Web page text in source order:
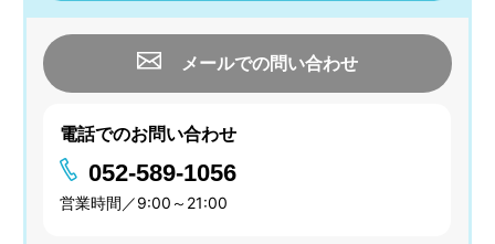
メールでの問い合わせ
電話でのお問い合わせ
052-589-1056
営業時間／9:00～21:00